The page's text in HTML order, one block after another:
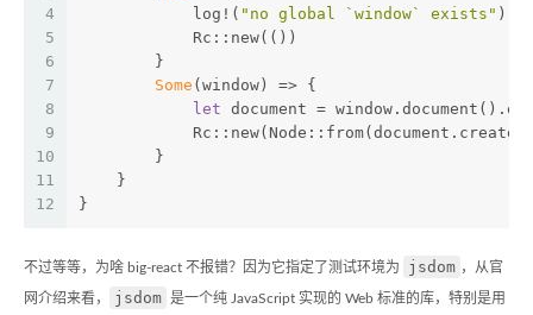
4
5
6
7
8
9
10
11
12
            log!(
"no global `window` exists" );
            Rc::new(())
        }
Some (window) => {
let document =
        }
    }
}
不过等等，为啥 big-react 不报错？因为它指定了测试环境为 jsdom ，从官
网介绍来看， jsdom 是一个纯 JavaScript 实现的 Web 标准的库，特别是用